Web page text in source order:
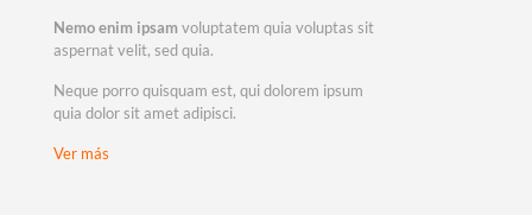
Nemo enim ipsam voluptatem quia voluptas sit
aspernat velit, sed quia.
Neque porro quisquam est, qui dolorem ipsum
quia dolor sit amet adipisci.
Ver más